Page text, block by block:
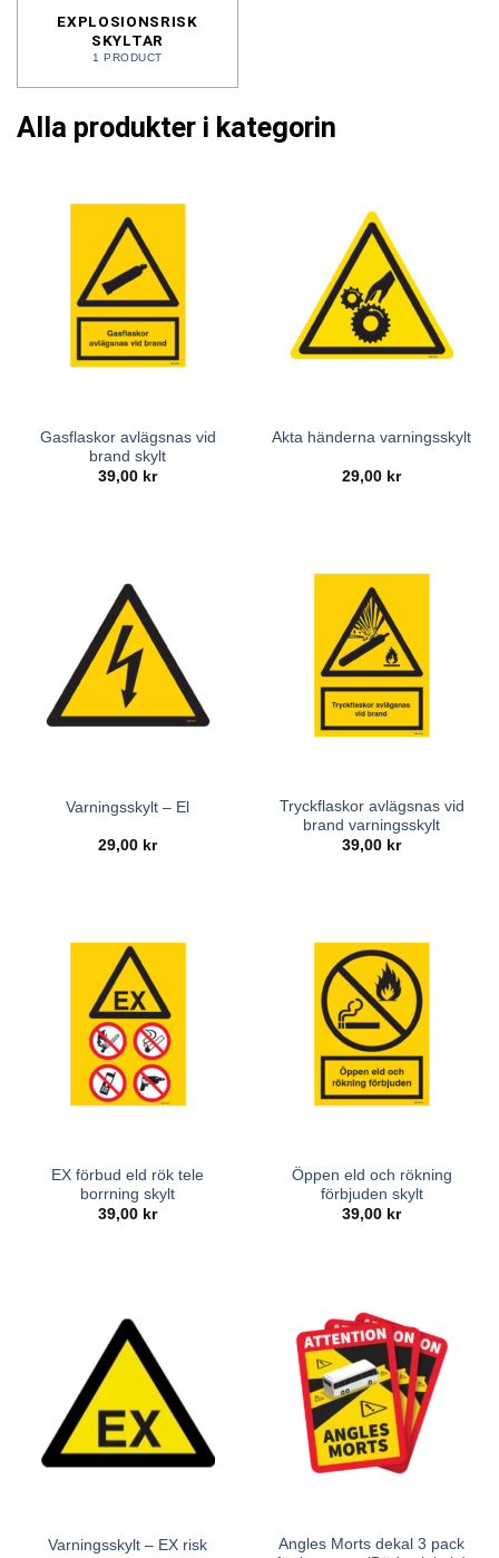
EXPLOSIONSRISK
SKYLTAR
1 PRODUCT
Alla produkter i kategorin
Gasflaskor avlägsnas vid
brand skylt
39,00 kr
Akta händerna varningsskylt
29,00 kr
Varningsskylt – El
29,00 kr
Tryckflaskor avlägsnas vid
brand varningsskylt
39,00 kr
EX förbud eld rök tele
borrning skylt
39,00 kr
Öppen eld och rökning
förbjuden skylt
39,00 kr
Varningsskylt – EX risk
Angles Morts dekal 3 pack